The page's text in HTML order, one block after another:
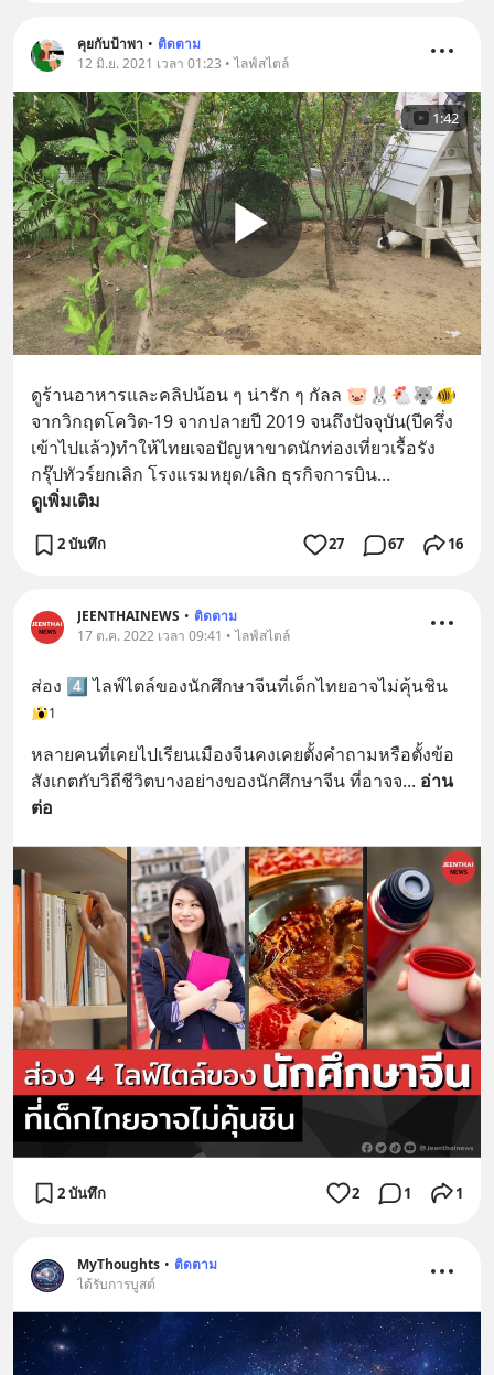
คุยกับป้าพา • ติดตาม
12 มิ.ย. 2021 เวลา 01:23 • ไลฟ์สไตล์
1:42
ดูร้านอาหารและคลิปน้อน ๆ น่ารัก ๆ กัลล 🐷🐰🐔🐺🐠
จากวิกฤตโควิด-19 จากปลายปี 2019 จนถึงปัจจุบัน(ปีครึ่ง
เข้าไปแล้ว)ทำให้ไทยเจอปัญหาขาดนักท่องเที่ยวเรื้อรัง
กรุ๊ปทัวร์ยกเลิก โรงแรมหยุด/เลิก ธุรกิจการบิน...
ดูเพิ่มเติม
2 บันทึก 27 67 16
JEENTHAINEWS • ติดตาม
17 ต.ค. 2022 เวลา 09:41 • ไลฟ์สไตล์
ส่อง 4️⃣ ไลฟ์ไตล์ของนักศึกษาจีนที่เด็กไทยอาจไม่คุ้นชิน
1
หลายคนที่เคยไปเรียนเมืองจีนคงเคยตั้งคำถามหรือตั้งข้อ
สังเกตกับวิถีชีวิตบางอย่างของนักศึกษาจีน ที่อาจจ... อ่าน
ต่อ
2 บันทึก 2 1 1
MyThoughts • ติดตาม
ได้รับการบูสต์